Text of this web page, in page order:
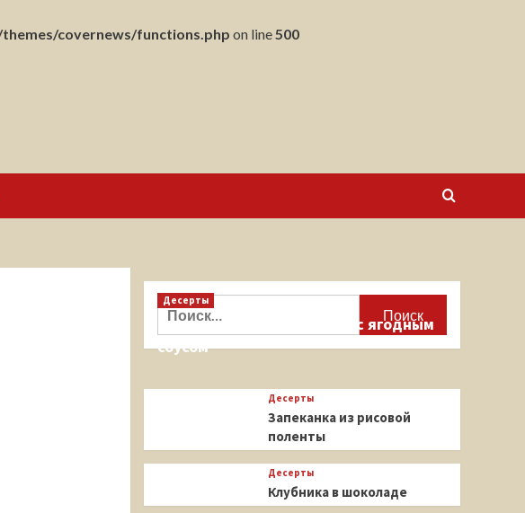
covernews/functions.php on line500
Найти:
Десерты
Кекс на миндальной муке с ягодным
соусом
Десерты
Запеканка из рисовой
поленты
Десерты
Клубника в шоколаде